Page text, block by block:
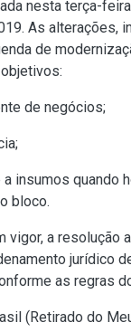
nesta terça-
As alterações,
de
de negócios;
insumos quando
bloco.
vigor, a resolução
jurídico
as regras
(Retirado do